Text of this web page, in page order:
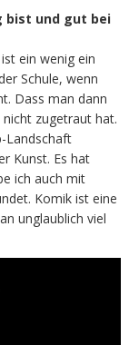
bist und gut bei
ein wenig ein
Schule, wenn
Dass man dann
zugetraut hat.
Landschaft
Kunst. Es hat
ich auch mit
Komik ist eine
unglaublich viel